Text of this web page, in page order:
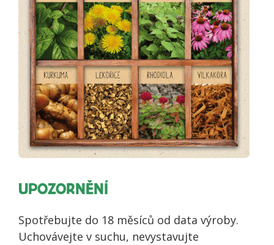
UPOZORNĚNÍ
Spotřebujte do 18 měsíců od data výroby.
Uchovávejte v suchu, nevystavujte